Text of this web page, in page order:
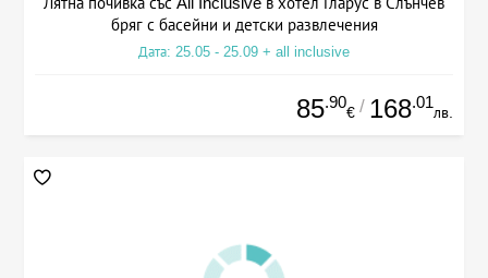
бряг с басейни и детски развлечения
Дата: 25.05 - 25.09 + all inclusive
85.90
€ / 168.01
лв.